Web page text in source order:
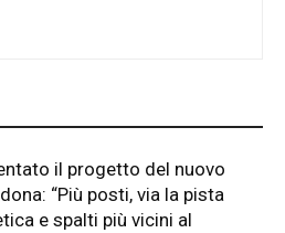
il progetto del nuovo
“Più posti, via la pista
e spalti più vicini al